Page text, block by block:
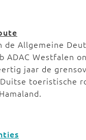
de Allgemeine
ADAC Westfalen
jaar de
toeristische